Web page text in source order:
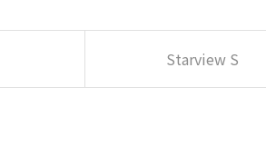
Starview S